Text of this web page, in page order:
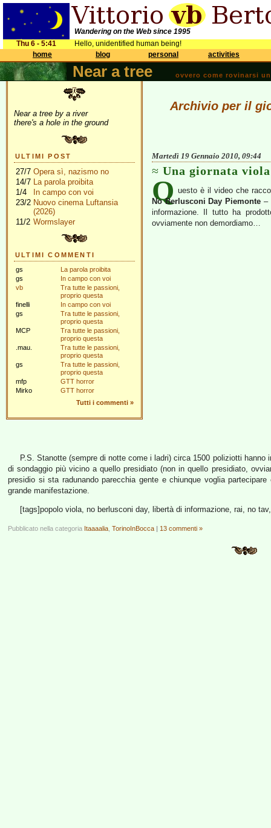
Wandering on the Web since 1995
Thu 6 - 5:41
Hello, unidentified human being!
home
blog personal activities
Near a tree ovvero come rovinarsi
Near a tree by a river
there's a hole in the ground
ULTIMI POST
27/7 Opera sì, nazismo no
14/7 La parola proibita
1/4
In campo con voi
23/2 Nuovo cinema Luftansia
(2026)
11/2 Wormslayer
ULTIMI COMMENTI
gs
La parola proibita
gs
In campo con voi
vb
Tra tutte le passioni,
proprio questa
finelli
In campo con voi
gs
Tra tutte le passioni,
proprio questa
MCP
Tra tutte le passioni,
proprio questa
.mau.
Tra tutte le passioni,
proprio questa
gs
Tra tutte le passioni,
proprio questa
mfp
GTT horror
Mirko
GTT horror
Tutti i commenti »
Archivio per il
Martedì 19 Gennaio 2010, 09:44
Una giornata viola
Q uesto è il video che
No Berlusconi Day Piemonte –
informazione. Il tutto ha
ovviamente non demordiamo…
P.S. Stanotte (sempre di notte come i ladri) circa 1500 poliziotti hanno
di sondaggio più vicino a quello presidiato (non in quello presidiato,
presidio si sta radunando parecchia gente e chiunque voglia
grande manifestazione.
[tags]popolo viola, no berlusconi day, libertà di informazione, rai, no
Pubblicato nella categoria Itaaaalia TorinoInBocca | 13 commenti »